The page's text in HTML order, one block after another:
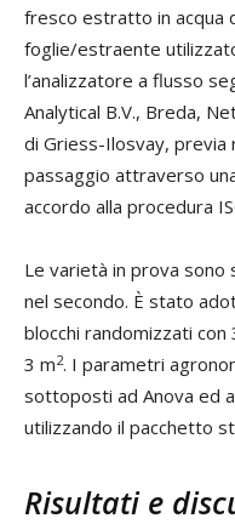
fresco estratto in acqua
foglie/estraente
l’analizzatore a flusso
Analytical B.V., Breda,
di Griess-Ilosvay,
passaggio attraverso
accordo alla procedura
Le varietà in prova
nel secondo. È stato
blocchi randomizzati
3 m2. I parametri
sottoposti ad Anova ed
utilizzando il pacchetto
Risultati e